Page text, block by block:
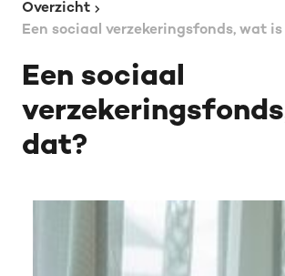
Overzicht
Een sociaal verzekeringsfonds, wat
Een sociaal
dat?